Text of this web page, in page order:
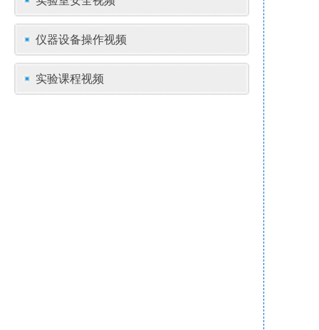
仪器设备操作视频
实验课程视频